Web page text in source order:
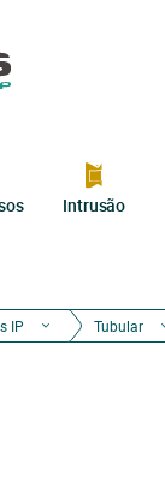
Intrusão
IP Tubular